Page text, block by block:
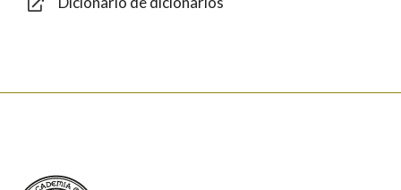
Real Academia Galega